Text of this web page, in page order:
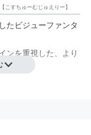
【こすちゅーむじゅえりー】
たビジューファンタ
ンを重視した、より